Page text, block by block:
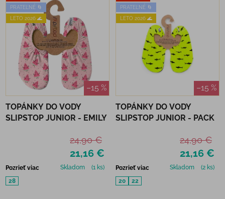
PRATEĽNÉ 🌀
LETO 2026 🌊
–15 %
TOPÁNKY DO VODY
SLIPSTOP JUNIOR - EMILY
21,16 €
24,90 €
Pozrieť viac Skladom
(1 ks)
28
PRATEĽNÉ 🌀
LETO 2026 🌊
–15 %
TOPÁNKY DO VODY
SLIPSTOP JUNIOR - PACK
21,16 €
24,90 €
Pozrieť viac Skladom
(2 ks)
20
22